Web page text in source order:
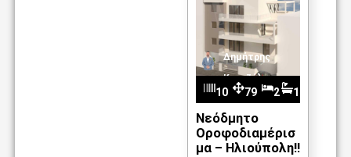
Δημήτρης
Καντζέλης
10
96
79 2 1
Νεόδμητο
Οροφοδιαμέρισ
μα – Ηλιούπολη!!